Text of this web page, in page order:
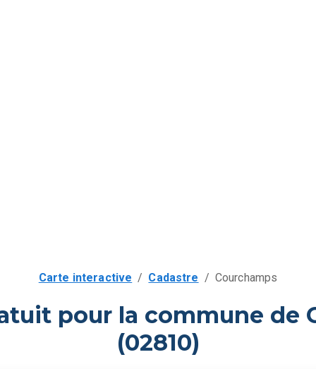
Carte interactive / Cadastre / Courchamps
pour la commune de
(02810)